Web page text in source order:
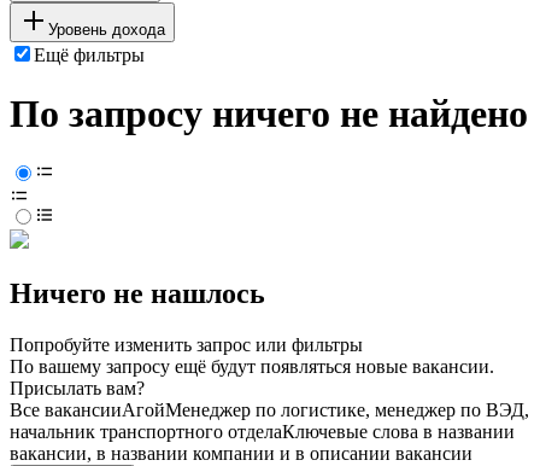
Уровень дохода
Ещё фильтры
По запросу ничего не найдено
Ничего не нашлось
Попробуйте изменить запрос или фильтры
По вашему запросу ещё будут появляться новые вакансии.
Присылать вам?
Все вакансииАгойМенеджер по логистике, менеджер по ВЭД,
начальник транспортного отделаКлючевые слова в названии
вакансии, в названии компании и в описании вакансии